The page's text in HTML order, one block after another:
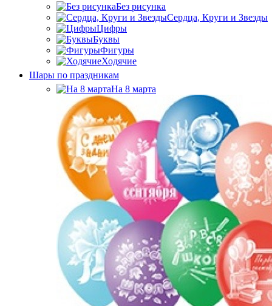
Без рисунка
Сердца, Круги и Звезды
Цифры
Буквы
Фигуры
Ходячие
Шары по праздникам
На 8 марта